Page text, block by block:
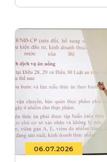
06.07.2026